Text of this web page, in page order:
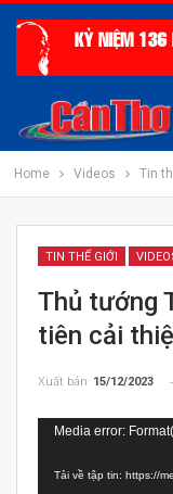
Home Videos Tin
TIN THẾ GIỚI
Thủ tướng
tiên cải
Xuất bản 15/12/2023
Trình
Video
Media error:
Tải về tập tin: https://